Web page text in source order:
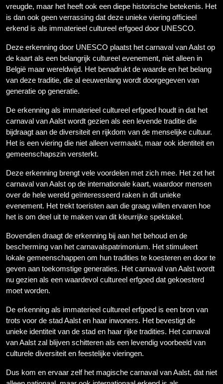
vreugde, maar het heeft ook een diepe historische betekenis. Het
is dan ook geen verrassing dat deze unieke viering officieel
erkend is als immaterieel cultureel erfgoed door UNESCO.
Deze erkenning door UNESCO plaatst het carnaval van Aalst op
de kaart als een belangrijk cultureel evenement, niet alleen in
België maar wereldwijd. Het benadrukt de waarde en het belang
van deze traditie, die al eeuwenlang wordt doorgegeven van
generatie op generatie.
De erkenning als immaterieel cultureel erfgoed houdt in dat het
carnaval van Aalst wordt gezien als een levende traditie die
bijdraagt aan de diversiteit en rijkdom van de menselijke cultuur.
Het is een viering die niet alleen vermaakt, maar ook identiteit en
gemeenschapszin versterkt.
Deze erkenning brengt vele voordelen met zich mee. Het zet het
carnaval van Aalst op de internationale kaart, waardoor mensen
over de hele wereld geïnteresseerd raken in dit unieke
evenement. Het trekt toeristen aan die graag willen ervaren hoe
het is om deel uit te maken van dit kleurrijke spektakel.
Bovendien draagt de erkenning bij aan het behoud en de
bescherming van het carnavalspatrimonium. Het stimuleert
lokale gemeenschappen om hun tradities te koesteren en door te
geven aan toekomstige generaties. Het carnaval van Aalst wordt
nu gezien als een waardevol cultureel erfgoed dat gekoesterd
moet worden.
De erkenning als immaterieel cultureel erfgoed is een bron van
trots voor de stad Aalst en haar inwoners. Het bevestigt de
unieke identiteit van de stad en haar rijke tradities. Het carnaval
van Aalst zal blijven schitteren als een levendig voorbeeld van
culturele diversiteit en feestelijke vieringen.
Dus kom en ervaar zelf het magische carnaval van Aalst, dat niet